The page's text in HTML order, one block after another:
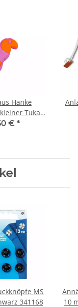
Hanke
Tukan
Stück
€ *
MS
341168
10